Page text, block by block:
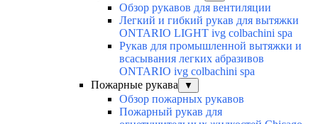
Обзор рукавов для вентиляции
Легкий и гибкий рукав для вытяжки
ONTARIO LIGHT ivg colbachini spa
Рукав для промышленной вытяжки и
всасывания легких абразивов
ONTARIO ivg colbachini spa
Пожарные рукава
▼
Обзор пожарных рукавов
Пожарный рукав для